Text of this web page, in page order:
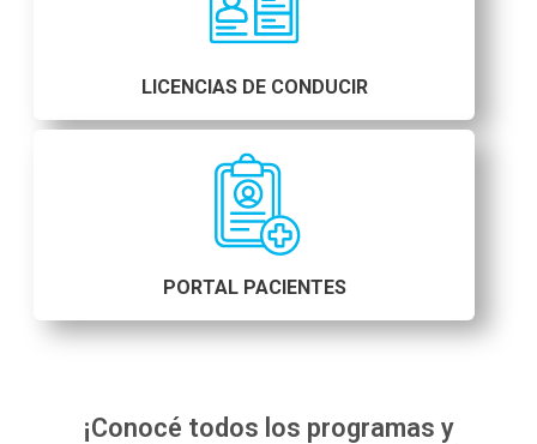
LICENCIAS DE CONDUCIR
PORTAL PACIENTES
¡Conocé todos los programas y